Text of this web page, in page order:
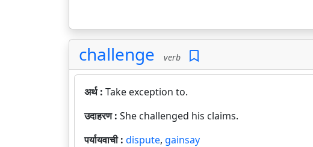
challenge verb
अर्थ : Take exception to.
उदाहरण : She challenged his claims.
पर्यायवाची : dispute, gainsay